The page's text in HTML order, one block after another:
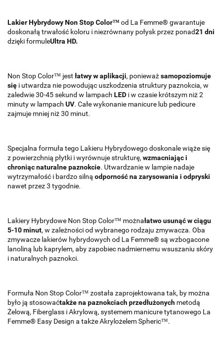
Lakier Hybrydowy Non Stop Color™od La Femme® gwarantuje
doskonałą trwałość koloru i niezrównany połysk przez ponad21 dni
dzięki formuleUltra HD.
Non Stop Color™ jest łatwy w aplikacji, ponieważsamopoziomuje
się i utwardza nie powodując uszkodzenia struktury paznokcia, w
zaledwie 30-45 sekund w lampach LED i w czasie krótszym niż 2
minuty w lampach UV. Całe wykonanie manicure lub pedicure
zajmuje mniej niż 30 minut.
Specjalna formuła tego Lakieru Hybrydowego doskonale wiąże się
z powierzchnią płytki i wyrównuje strukturę, wzmacniając i
chroniąc naturalne paznokcie. Utwardzanie w lampie nadaje
wytrzymałość i bardzo silną odporność na zarysowania i odpryski
nawet przez 3 tygodnie.
Lakiery Hybrydowe Non Stop Color™ możnałatwo usunąć w ciągu
5-10 minut, w zależności od wybranego rodzaju zmywacza. Oba
zmywacze lakierów hybrydowych od La Femme® są wzbogacone
lanoliną lub kaprylem, aby zapobiec nadmiernemu wsuszaniu skóry
i naturalnych paznokci.
Formuła Non Stop Color™ została zaprojektowana tak, by można
było ją stosowaćtakże na paznokciach przedłużonych metodą
Żelową, Fiberglass i Akrylową, systemem manicure tytanowego La
Femme® Easy Design a także Akrylożelem Spheric™.